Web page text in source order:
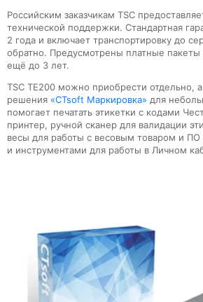
Российским заказчикам TSC
технической поддержки. Стандартная
2 года и включает транспортировку до
обратно. Предусмотрены платные пакеты
ещё до 3 лет.
TSC TE200 можно приобрести отдельно,
решения «CTsoft Маркировка» для
помогает печатать этикетки с кодами
принтер, ручной сканер для валидации
весы для работы с весовым товаром и ПО
и инструментами для работы в Личном